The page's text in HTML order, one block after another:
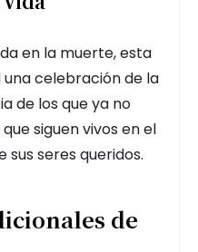
en la muerte, esta
celebración de la
de los que ya no
siguen vivos en el
seres queridos.
de